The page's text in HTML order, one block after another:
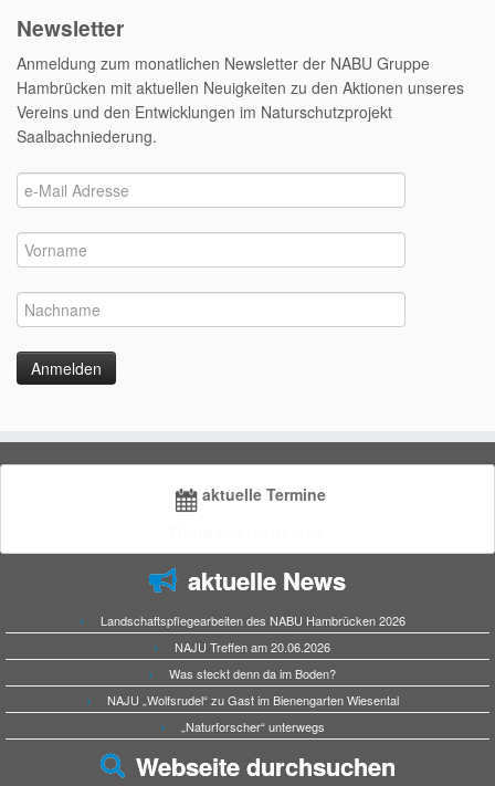
Newsletter
Anmeldung zum monatlichen Newsletter der NABU Gruppe
Hambrücken mit aktuellen Neuigkeiten zu den Aktionen unseres
Vereins und den Entwicklungen im Naturschutzprojekt
Saalbachniederung.
aktuelle Termine
aktuelle News
Landschaftspflegearbeiten des NABU Hambrücken 2026
NAJU Treffen am 20.06.2026
Was steckt denn da im Boden?
NAJU „Wolfsrudel“ zu Gast im Bienengarten Wiesental
„Naturforscher“ unterwegs
Webseite durchsuchen